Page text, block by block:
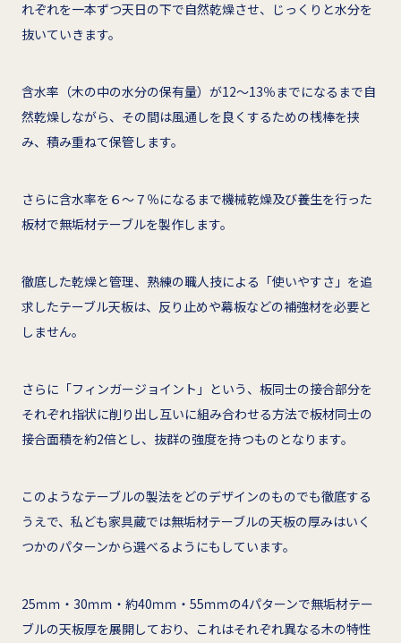
れぞれを一本ずつ天日の下で自然乾燥させ、じっくりと水分を
抜いていきます。
含水率（木の中の水分の保有量）が12～13％までになるまで自
然乾燥しながら、その間は風通しを良くするための桟棒を挟
み、積み重ねて保管します。
さらに含水率を６～７％になるまで機械乾燥及び養生を行った
板材で無垢材テーブルを製作します。
徹底した乾燥と管理、熟練の職人技による「使いやすさ」を追
求したテーブル天板は、反り止めや幕板などの補強材を必要と
しません。
さらに「フィンガージョイント」という、板同士の接合部分を
それぞれ指状に削り出し互いに組み合わせる方法で板材同士の
接合面積を約2倍とし、抜群の強度を持つものとなります。
このようなテーブルの製法をどのデザインのものでも徹底する
うえで、私ども家具蔵では無垢材テーブルの天板の厚みはいく
つかのパターンから選べるようにもしています。
25ｍｍ・30ｍｍ・約40ｍｍ・55ｍｍの4パターンで無垢材テー
ブルの天板厚を展開しており、これはそれぞれ異なる木の特性